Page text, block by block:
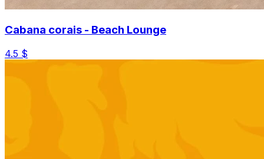
Cabana corais - Beach Lounge
4.5 $